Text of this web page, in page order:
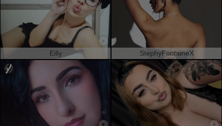
Eilly StephyFontaineX